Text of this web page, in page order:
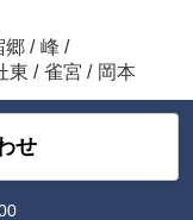
郷 / 峰 /
東 / 雀宮 / 岡本
せ